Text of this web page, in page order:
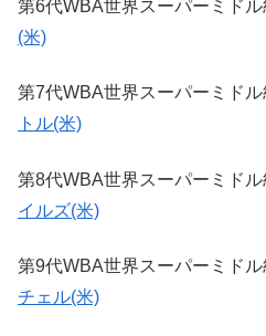
第6代WBA世界スーパーミド
(米)
第7代WBA世界スーパーミド
トル(米)
第8代WBA世界スーパーミド
イルズ(米)
第9代WBA世界スーパーミド
チェル(米)